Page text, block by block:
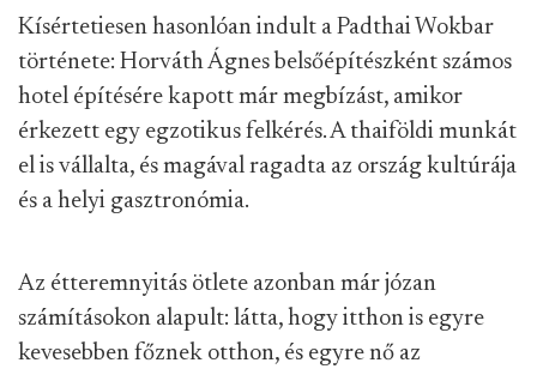
Kísértetiesen hasonlóan indult a Padthai Wokbar
története: Horváth Ágnes belsőépítészként számos
hotel építésére kapott már megbízást, amikor
érkezett egy egzotikus felkérés. A thaiföldi munkát
el is vállalta, és magával ragadta az ország kultúrája
és a helyi gasztronómia.
Az étteremnyitás ötlete azonban már józan
számításokon alapult: látta, hogy itthon is egyre
kevesebben főznek otthon, és egyre nő az